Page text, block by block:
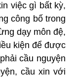
việc gì bất kỳ,
công bố trong
dạy môn đệ,
kiện để được
cầu nguyện
cầu xin với